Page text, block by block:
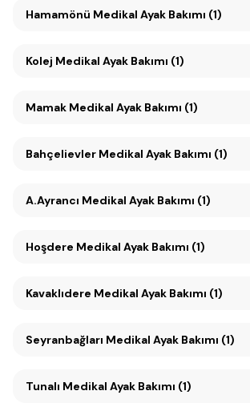
Hamamönü Medikal Ayak Bakımı (1)
Kolej Medikal Ayak Bakımı (1)
Mamak Medikal Ayak Bakımı (1)
Bahçelievler Medikal Ayak Bakımı (1)
A.Ayrancı Medikal Ayak Bakımı (1)
Hoşdere Medikal Ayak Bakımı (1)
Kavaklıdere Medikal Ayak Bakımı (1)
Seyranbağları Medikal Ayak Bakımı (1)
Tunalı Medikal Ayak Bakımı (1)